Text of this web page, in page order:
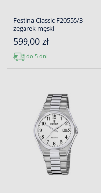
Festina Classic F20555/3 -
zegarek męski
599,00 zł
do 5 dni